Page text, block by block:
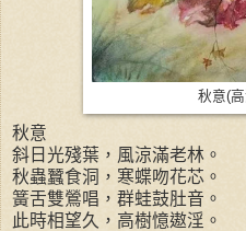
秋意(
秋意
斜日光殘葉，風涼滿老林。
秋蟲蠶食洞，寒蝶吻花芯。
簧舌雙鶯唱，群蛙鼓肚音。
此時相望久，高樹憶遨淫。